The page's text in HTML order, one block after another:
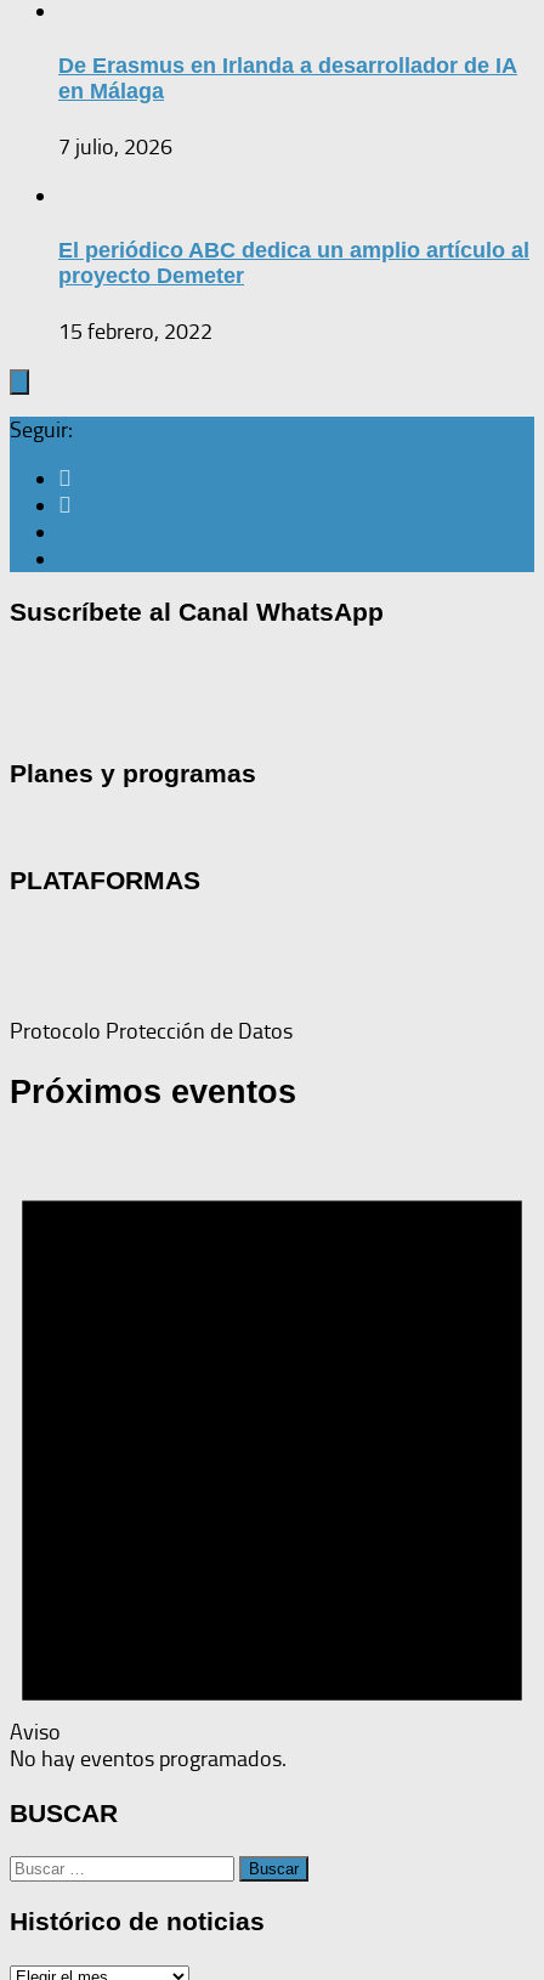
De Erasmus en Irlanda a desarrollador de IA
en Málaga
7 julio, 2026
El periódico ABC dedica un amplio artículo al
proyecto Demeter
15 febrero, 2022
Seguir:
Suscríbete al Canal WhatsApp
Planes y programas
PLATAFORMAS
Protocolo Protección de Datos
Próximos eventos
Aviso
No hay eventos programados.
BUSCAR
Buscar:
Histórico de noticias
Histórico